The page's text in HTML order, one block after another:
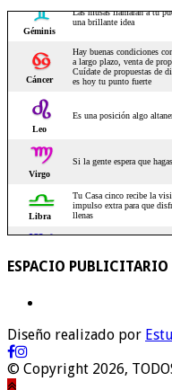
ESPACIO PUBLICITARIO
Diseño realizado por
© Copyright 2026, TODOS